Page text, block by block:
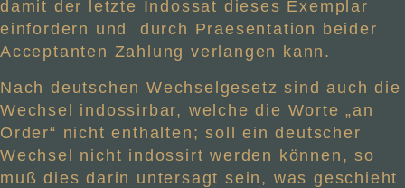
damit der letzte Indossat dieses Exemplar
einfordern und
durch Praesentation beider
Acceptanten Zahlung verlangen kann.
Nach deutschen Wechselgesetz sind auch die
Wechsel indossirbar, welche die Worte „an
Order“ nicht enthalten; soll ein deutscher
Wechsel nicht indossirt werden können, so
muß dies darin untersagt sein, was geschieht